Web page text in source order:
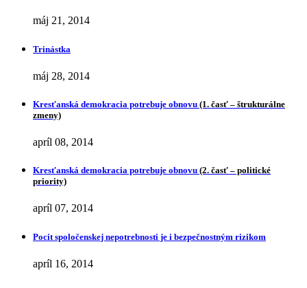
máj 21, 2014
Trinástka
máj 28, 2014
Kresťanská demokracia potrebuje obnovu (1. časť – štrukturálne
zmeny)
apríl 08, 2014
Kresťanská demokracia potrebuje obnovu (2. časť – politické
priority)
apríl 07, 2014
Pocit spoločenskej nepotrebnosti je i bezpečnostným rizikom
apríl 16, 2014